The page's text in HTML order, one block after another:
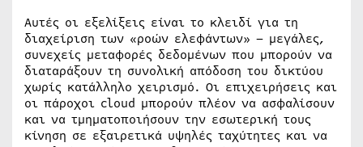
Αυτές οι εξελίξεις είναι το κλειδί για τη
διαχείριση των «ροών ελεφάντων» – μεγάλες,
συνεχείς μεταφορές δεδομένων που μπορούν να
διαταράξουν τη συνολική απόδοση του δικτύου
χωρίς κατάλληλο χειρισμό. Οι επιχειρήσεις και
οι πάροχοι cloud μπορούν πλέον να ασφαλίσουν
και να τμηματοποιήσουν την εσωτερική τους
κίνηση σε εξαιρετικά υψηλές ταχύτητες και να